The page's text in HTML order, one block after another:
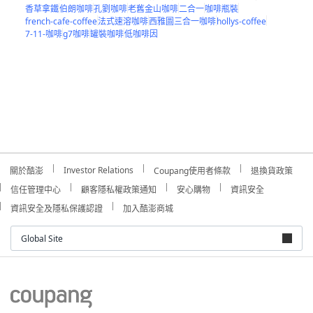
香草拿鐵伯朗咖啡孔劉咖啡老舊金山咖啡二合一咖啡瓶裝
french-cafe-coffee法式速溶咖啡西雅圖三合一咖啡hollys-coffee
7-11-咖啡g7咖啡罐裝咖啡低咖啡因
關於酷澎 Investor Relations Coupang使用者條款
退換貨政策
信任管理中心
顧客隱私權政策通知 安心購物
資訊安全
資訊安全及隱私保護認證
加入酷澎商城
Global Site